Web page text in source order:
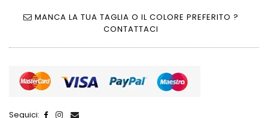
MANCA LA TUA TAGLIA O IL COLORE PREFERITO ?
CONTATTACI
Seguici: